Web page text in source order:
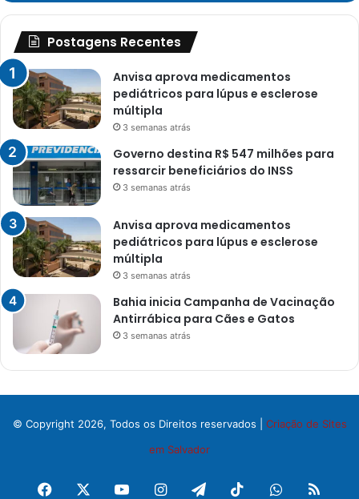
Postagens Recentes
Anvisa aprova medicamentos
pediátricos para lúpus e esclerose
múltipla
3 semanas atrás
Governo destina R$ 547 milhões para
ressarcir beneficiários do INSS
3 semanas atrás
Anvisa aprova medicamentos
pediátricos para lúpus e esclerose
múltipla
3 semanas atrás
Bahia inicia Campanha de Vacinação
Antirrábica para Cães e Gatos
3 semanas atrás
© Copyright 2026, Todos os Direitos reservados | Criação de Sites
em Salvador
Facebook YouTubeInstagram
TelegramTikTokWhatsApp
RSS